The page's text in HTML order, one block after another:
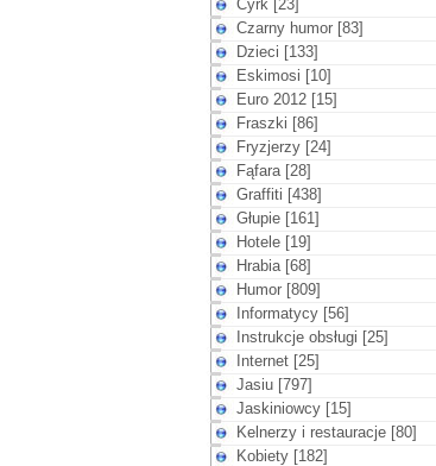
Cyrk [23]
Czarny humor [83]
Dzieci [133]
Eskimosi [10]
Euro 2012 [15]
Fraszki [86]
Fryzjerzy [24]
Fąfara [28]
Graffiti [438]
Głupie [161]
Hotele [19]
Hrabia [68]
Humor [809]
Informatycy [56]
Instrukcje obsługi [25]
Internet [25]
Jasiu [797]
Jaskiniowcy [15]
Kelnerzy i restauracje [80]
Kobiety [182]